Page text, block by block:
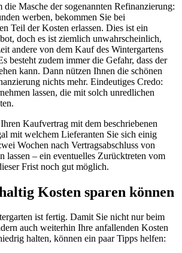
die Masche der sogenannten Refinanzierung:
werben, bekommen Sie bei
Teil der Kosten erlassen. Dies ist ein
doch es ist ziemlich unwahrscheinlich,
andere von dem Kauf des Wintergartens
besteht zudem immer die Gefahr, dass der
kann. Dann nützen Ihnen die schönen
nichts mehr. Eindeutiges Credo:
lassen, die mit solch unredlichen
Kaufvertrag mit dem beschriebenen
mit welchem Lieferanten Sie sich einig
Wochen nach Vertragsabschluss von
lassen – ein eventuelles Zurücktreten vom
Frist noch gut möglich.
Kosten sparen können
ist fertig. Damit Sie nicht nur beim
auch weiterhin Ihre anfallenden Kosten
halten, können ein paar Tipps helfen: